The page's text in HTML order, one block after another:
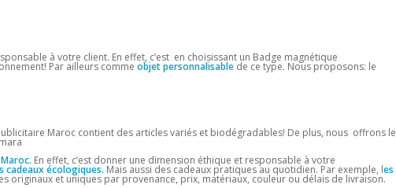
à votre client. En effet, c’est en choisissant un Badge magnétique
Par ailleurs comme objet personnalisable de ce type. Nous proposons: le
Maroc contient des articles variés et biodégradables! De plus, nous offrons le
En effet, c’est donner une dimension éthique et responsable à votre
cadeaux écologiques. Mais aussi des cadeaux pratiques au quotidien. Par exemple, les
originaux et uniques par provenance, prix, matériaux, couleur ou délais de livraison.